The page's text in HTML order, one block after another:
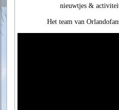
nieuwtjes &
Het team van